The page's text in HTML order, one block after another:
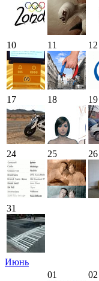
10 11 12
17 18 19
24 25 26
31
Июнь
01
02